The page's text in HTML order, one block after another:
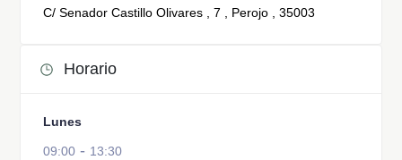
C/ Senador Castillo Olivares , 7 , Perojo , 35003
Horario
Lunes
09:00 - 13:30